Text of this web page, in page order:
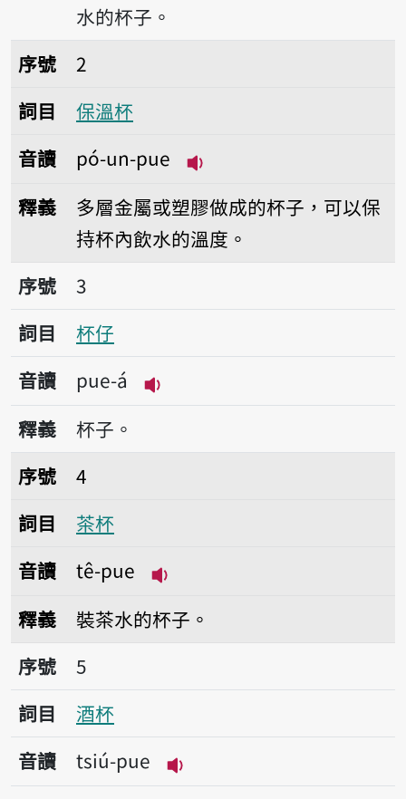
水的杯子。
序號2保溫杯
序號
2
詞目
保溫杯
音讀
pó-un-pue
釋義
多層金屬或塑膠做成的杯子，可以保
持杯內飲水的溫度。
序號3杯仔
序號
3
詞目
杯仔
音讀
pue-á
播放音讀pue-á
釋義
杯子。
序號4茶杯
序號
4
詞目
茶杯
音讀
tê-pue
釋義
裝茶水的杯子。
序號5酒杯
序號
5
詞目
酒杯
音讀
tsiú-pue
播放音讀tsiú-pue